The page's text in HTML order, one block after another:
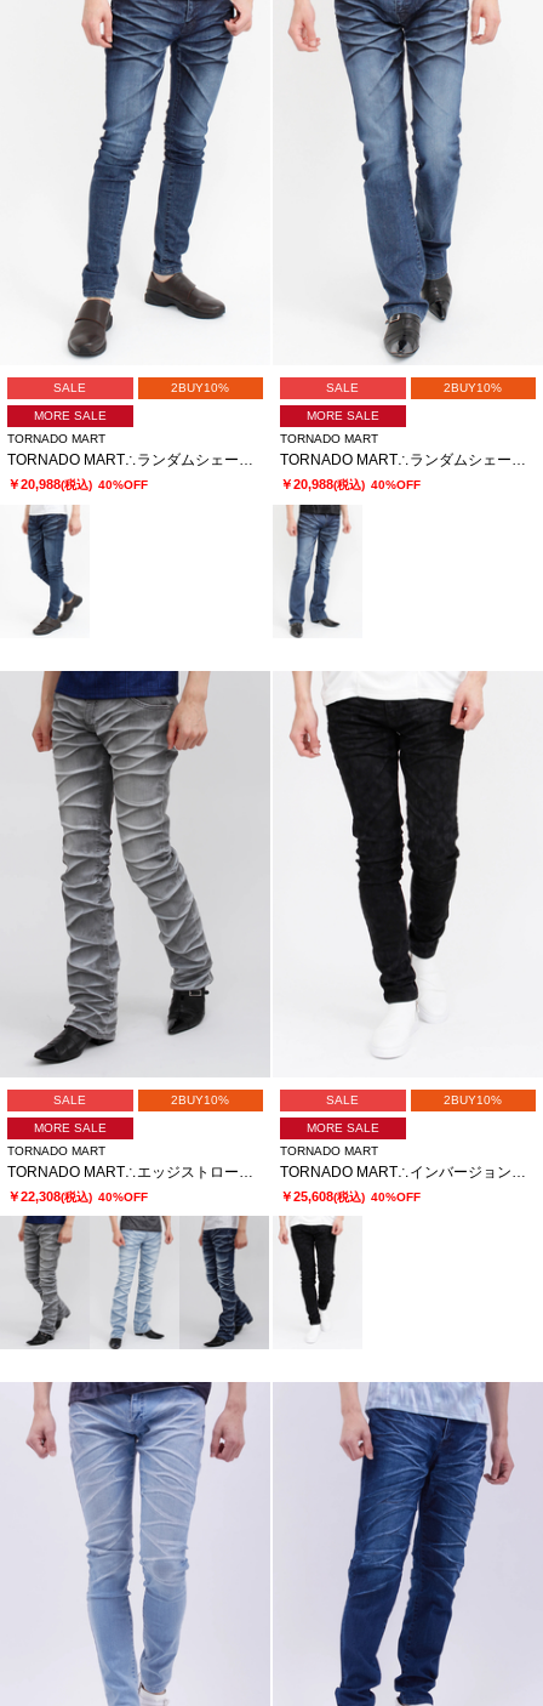
SALE 2BUY10%
MORE SALE
TORNADO MART
TORNADO MART∴ランダムシェービングスキニーデニム
￥20,988(税込) 40%OFF
SALE 2BUY10%
MORE SALE
TORNADO MART
TORNADO MART∴ランダムシェービングシューカットデニム
￥20,988(税込) 40%OFF
SALE 2BUY10%
MORE SALE
TORNADO MART
￥22,308(税込) 40%OFF
SALE 2BUY10%
MORE SALE
TORNADO MART
￥25,608(税込) 40%OFF